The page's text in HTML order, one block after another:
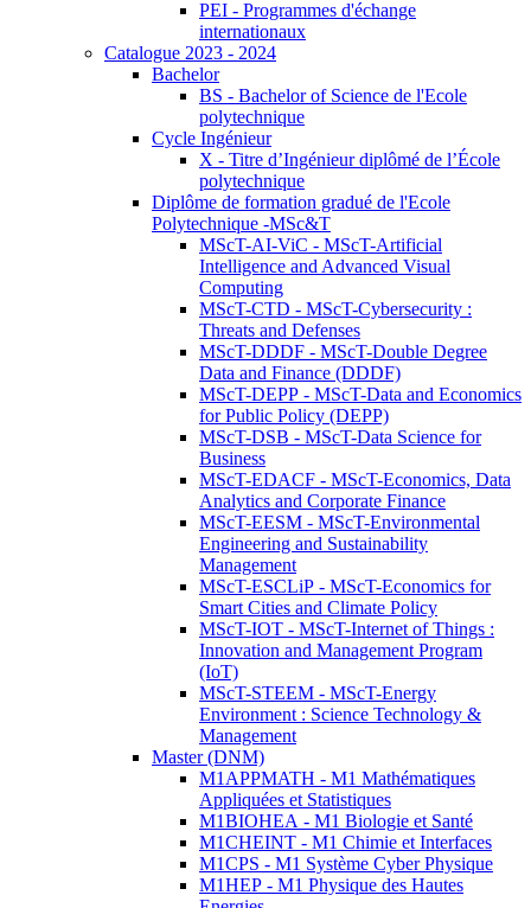
PEI - Programmes d'échange
internationaux
Catalogue 2023 - 2024
Bachelor
BS - Bachelor of Science de l'Ecole
polytechnique
Cycle Ingénieur
X - Titre d’Ingénieur diplômé de l’École
polytechnique
Diplôme de formation gradué de l'Ecole
Polytechnique -MSc&T
MScT-AI-ViC - MScT-Artificial
Intelligence and Advanced Visual
Computing
MScT-CTD - MScT-Cybersecurity :
Threats and Defenses
MScT-DDDF - MScT-Double Degree
Data and Finance (DDDF)
MScT-DEPP - MScT-Data and Economics
for Public Policy (DEPP)
MScT-DSB - MScT-Data Science for
Business
MScT-EDACF - MScT-Economics, Data
Analytics and Corporate Finance
MScT-EESM - MScT-Environmental
Engineering and Sustainability
Management
MScT-ESCLiP - MScT-Economics for
Smart Cities and Climate Policy
MScT-IOT - MScT-Internet of Things :
Innovation and Management Program
(IoT)
MScT-STEEM - MScT-Energy
Environment : Science Technology &
Management
Master (DNM)
M1APPMATH - M1 Mathématiques
Appliquées et Statistiques
M1BIOHEA - M1 Biologie et Santé
M1CHEINT - M1 Chimie et Interfaces
M1CPS - M1 Système Cyber Physique
M1HEP - M1 Physique des Hautes